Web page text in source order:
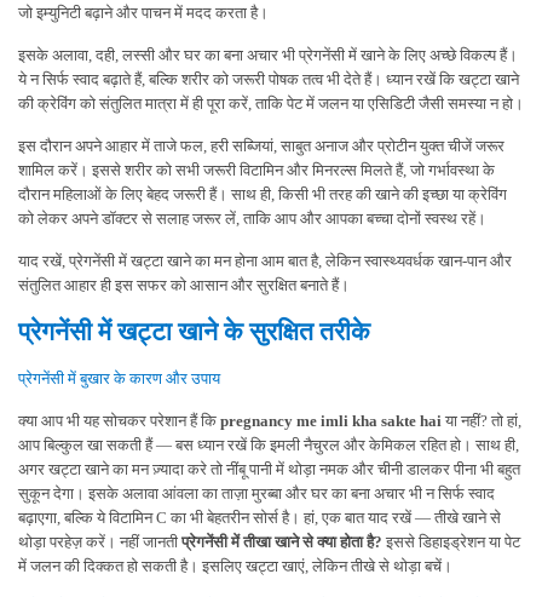
जो इम्युनिटी बढ़ाने और पाचन में मदद करता है।
इसके अलावा, दही, लस्सी और घर का बना अचार भी प्रेगनेंसी में खाने के लिए अच्छे विकल्प हैं।
ये न सिर्फ स्वाद बढ़ाते हैं, बल्कि शरीर को जरूरी पोषक तत्व भी देते हैं। ध्यान रखें कि खट्टा खाने
की क्रेविंग को संतुलित मात्रा में ही पूरा करें, ताकि पेट में जलन या एसिडिटी जैसी समस्या न हो।
इस दौरान अपने आहार में ताजे फल, हरी सब्जियां, साबुत अनाज और प्रोटीन युक्त चीजें जरूर
शामिल करें। इससे शरीर को सभी जरूरी विटामिन और मिनरल्स मिलते हैं, जो गर्भावस्था के
दौरान महिलाओं के लिए बेहद जरूरी हैं। साथ ही, किसी भी तरह की खाने की इच्छा या क्रेविंग
को लेकर अपने डॉक्टर से सलाह जरूर लें, ताकि आप और आपका बच्चा दोनों स्वस्थ रहें।
याद रखें, प्रेगनेंसी में खट्टा खाने का मन होना आम बात है, लेकिन स्वास्थ्यवर्धक खान-पान और
संतुलित आहार ही इस सफर को आसान और सुरक्षित बनाते हैं।
प्रेगनेंसी में खट्टा खाने के सुरक्षित तरीके
प्रेगनेंसी में बुखार के कारण और उपाय
क्या आप भी यह सोचकर परेशान हैं कि pregnancy me imli kha sakte hai या नहीं? तो हां,
आप बिल्कुल खा सकती हैं — बस ध्यान रखें कि इमली नैचुरल और केमिकल रहित हो। साथ ही,
अगर खट्टा खाने का मन ज़्यादा करे तो नींबू पानी में थोड़ा नमक और चीनी डालकर पीना भी बहुत
सुकून देगा। इसके अलावा आंवला का ताज़ा मुरब्बा और घर का बना अचार भी न सिर्फ स्वाद
बढ़ाएगा, बल्कि ये विटामिन C का भी बेहतरीन सोर्स है। हां, एक बात याद रखें — तीखे खाने से
थोड़ा परहेज़ करें। नहीं जानती प्रेगनेंसी में तीखा खाने से क्या होता है? इससे डिहाइड्रेशन या पेट
में जलन की दिक्कत हो सकती है। इसलिए खट्टा खाएं, लेकिन तीखे से थोड़ा बचें।